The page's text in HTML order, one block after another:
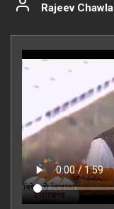
Rajeev Chawla